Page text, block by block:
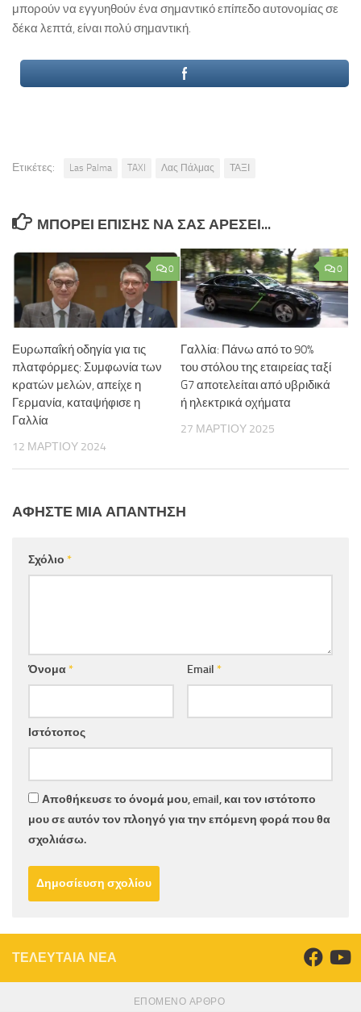
μπορούν να εγγυηθούν ένα σημαντικό επίπεδο αυτονομίας σε
δέκα λεπτά, είναι πολύ σημαντική.
Ετικέτες: Las Palma TAXI Λας Πάλμας ΤΑΞΙ
ΜΠΟΡΕΊ ΕΠΊΣΗΣ ΝΑ ΣΑΣ ΑΡΈΣΕΙ...
0
Ευρωπαΐκή οδηγία για τις
πλατφόρμες: Συμφωνία των
κρατών μελών, απείχε η
Γερμανία, καταψήφισε η
Γαλλία
12 ΜΑΡΤΊΟΥ 2024
0
Γαλλία: Πάνω από το 90%
του στόλου της εταιρείας ταξί
G7 αποτελείται από υβριδικά
ή ηλεκτρικά οχήματα
27 ΜΑΡΤΊΟΥ 2025
ΑΦΉΣΤΕ ΜΙΑ ΑΠΆΝΤΗΣΗ
Σχόλιο *
Όνομα* Email *
Ιστότοπος
Αποθήκευσε το όνομά μου, email, και τον ιστότοπο
μου σε αυτόν τον πλοηγό για την επόμενη φορά που θα
σχολιάσω.
ΤΕΛΕΥΤΑΙΑ ΝΕΑ
ΕΠΌΜΕΝΟ ΆΡΘΡΟ